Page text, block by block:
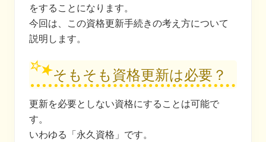
をすることになります。
今回は、この資格更新手続きの考え方について
説明します。
そもそも資格更新は必要？
更新を必要としない資格にすることは可能で
す。
いわゆる「永久資格」です。